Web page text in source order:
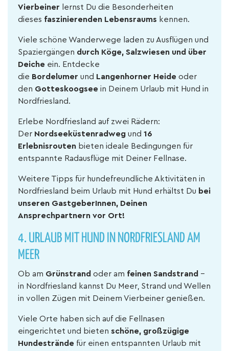
Vierbeiner lernst Du die Besonderheiten
dieses faszinierenden Lebensraums kennen.
Viele schöne Wanderwege laden zu Ausflügen und
Spaziergängen durch Köge, Salzwiesen und über
Deiche ein. Entdecke
die Bordelumer und Langenhorner Heide oder
den Gotteskoogsee in Deinem Urlaub mit Hund in
Nordfriesland.
Erlebe Nordfriesland auf zwei Rädern:
Der Nordseeküstenradweg und 16
Erlebnisrouten bieten ideale Bedingungen für
entspannte Radausflüge mit Deiner Fellnase.
Weitere Tipps für hundefreundliche Aktivitäten in
Nordfriesland beim Urlaub mit Hund erhältst Du bei
unseren GastgeberInnen, Deinen
Ansprechpartnern vor Ort!
4. URLAUB MIT HUND IN NORDFRIESLAND AM
MEER
Ob am Grünstrand oder am feinen Sandstrand –
in Nordfriesland kannst Du Meer, Strand und Wellen
in vollen Zügen mit Deinem Vierbeiner genießen.
Viele Orte haben sich auf die Fellnasen
eingerichtet und bieten schöne, großzügige
Hundestrände für einen entspannten Urlaub mit